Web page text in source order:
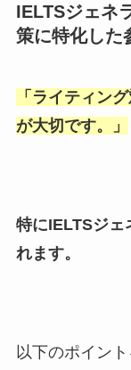
IELTSジェネ
策に特化した
「 ライティン
が大切です。
」
特にIELTSジェ
れます。
以下のポイン